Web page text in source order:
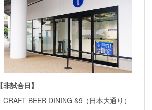
【非試合日】
CRAFT BEER DINING &9（日本大通り）